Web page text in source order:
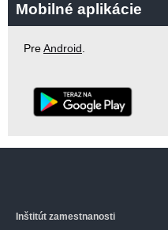
Mobilné aplikácie
PreAndroid.
Inštitút zamestnanosti